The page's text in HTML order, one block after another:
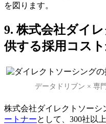
を図ります。
9. 株式会社ダイ
供する採用コス
データドリブン × 専
株式会社ダイレクトソーシ
ートナーとして、300社以